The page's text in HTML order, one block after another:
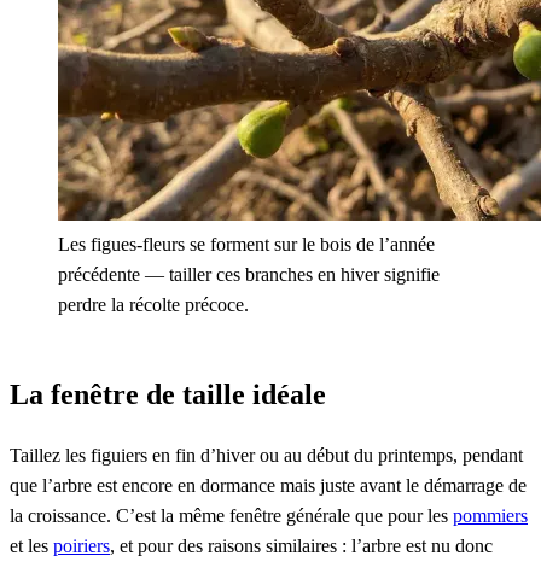
Les figues-fleurs se forment sur le bois de l’année
précédente — tailler ces branches en hiver signifie
perdre la récolte précoce.
La fenêtre de taille idéale
Taillez les figuiers en fin d’hiver ou au début du printemps, pendant
que l’arbre est encore en dormance mais juste avant le démarrage de
la croissance. C’est la même fenêtre générale que pour les pommiers
et les poiriers, et pour des raisons similaires : l’arbre est nu donc